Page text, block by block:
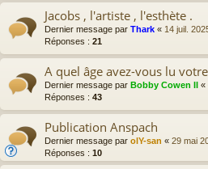
Jacobs , l'artiste , l'esthète .
Dernier message par Thark « 14 juil.
Réponses : 21
A quel âge avez-vous lu
Dernier message par Bobby Cowen II «
Réponses : 43
Publication Anspach
Dernier message par olY-san « 29 mai
Réponses : 10